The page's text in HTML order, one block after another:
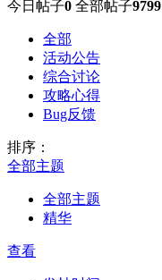
今日帖子0 全部帖子9799
全部
活动公告
综合讨论
攻略心得
Bug反馈
排序：
全部主题
全部主题
精华
查看